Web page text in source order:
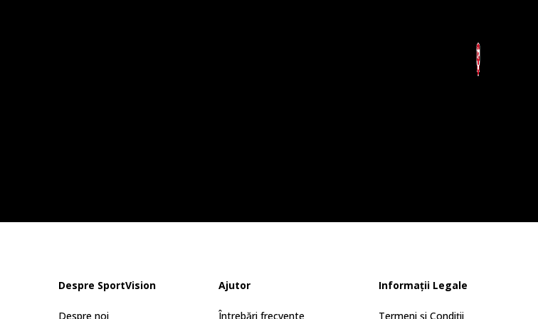
Despre SportVision
Despre noi
Ajutor
Întrebări frecvente
Informații Legale
Termeni și Condiții